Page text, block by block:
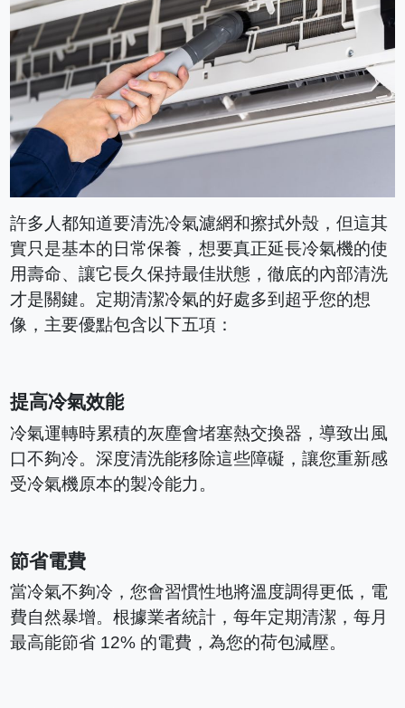
許多人都知道要清洗冷氣濾網和擦拭外殼，但這其
實只是基本的日常保養，想要真正延長冷氣機的使
用壽命、讓它長久保持最佳狀態，徹底的內部清洗
才是關鍵。定期清潔冷氣的好處多到超乎您的想
像，主要優點包含以下五項：
提高冷氣效能
冷氣運轉時累積的灰塵會堵塞熱交換器，導致出風
口不夠冷。深度清洗能移除這些障礙，讓您重新感
受冷氣機原本的製冷能力。
節省電費
當冷氣不夠冷，您會習慣性地將溫度調得更低，電
費自然暴增。根據業者統計，每年定期清潔，每月
最高能節省 12% 的電費，為您的荷包減壓。